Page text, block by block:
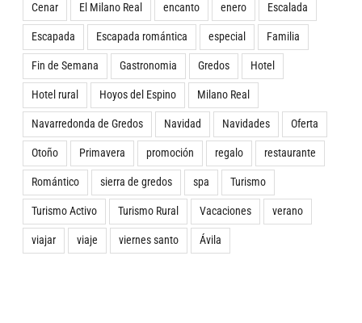
Cenar El Milano Real encanto enero Escalada
Escapada Escapada romántica especial Familia
Fin de Semana Gastronomia Gredos Hotel
Hotel rural Hoyos del Espino Milano Real
Navarredonda de Gredos Navidad Navidades Oferta
Otoño Primavera promoción regalo restaurante
Romántico sierra de gredos spa Turismo
Turismo Activo Turismo Rural Vacaciones verano
viajar viaje viernes santo Ávila